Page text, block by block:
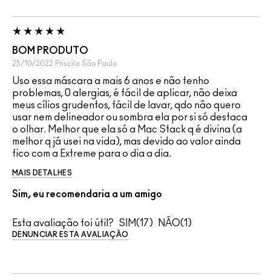
BOM PRODUTO
25/10/2022 Priscila São Paulo
Uso essa máscara a mais 6 anos e não tenho
problemas, 0 alergias, é fácil de aplicar, não deixa
meus cílios grudentos, fácil de lavar, qdo não quero
usar nem delineador ou sombra ela por si só destaca
o olhar. Melhor que ela só a Mac Stack q é divina (a
melhor q já usei na vida), mas devido ao valor ainda
fico com a Extreme para o dia a dia.
MAIS DETALHES
Sim, eu recomendaria a um amigo
Esta avaliação foi útil? 17 1
DENUNCIAR ESTA AVALIAÇÃO